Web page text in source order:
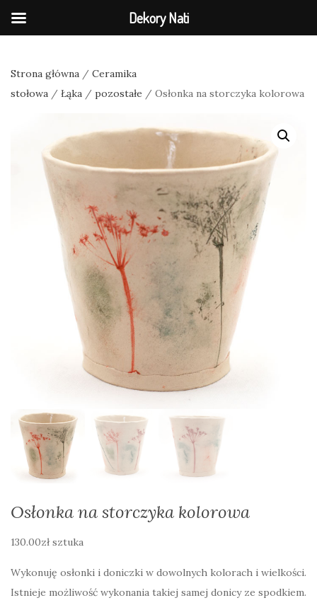
Strona główna / Ceramika
stołowa / Łąka / pozostałe / Osłonka na storczyka kolorowa
Osłonka na storczyka kolorowa
130.00zł sztuka
Wykonuję osłonki i doniczki w dowolnych kolorach i wielkości.
Istnieje możliwość wykonania takiej samej donicy ze spodkiem.
Dekory Nati